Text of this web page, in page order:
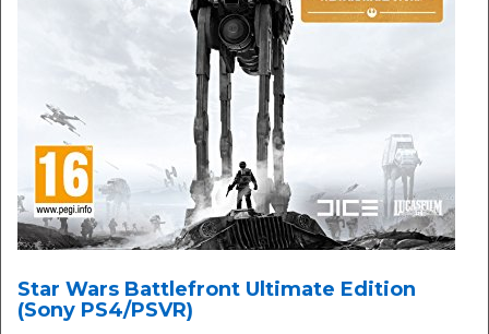
Star Wars Battlefront Ultimate Edition
(Sony PS4/PSVR)